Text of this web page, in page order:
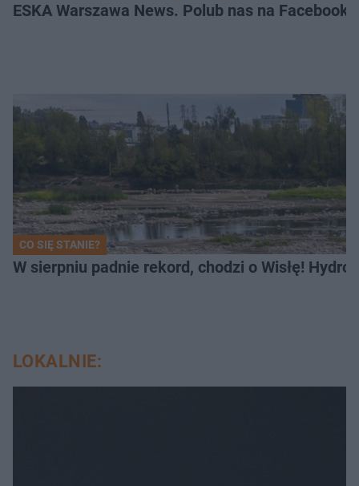
ESKA Warszawa News. Polub nas na
CO SIĘ STANIE?
W sierpniu padnie rekord, chodzi o Wisłę!
LOKALNIE: